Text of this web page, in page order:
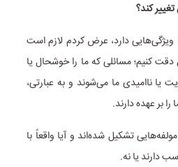
کند؟
ویژگی‌هایی دارد، عرض کردم لازم است
کنیم؛ مسائلی که ما را خوشحال یا
یا ناامیدی ما می‌شوند و به عبارتی،
بر عهده دارند.
تشکیل شده‌اند و آیا واقعاً با
دارند یا نه.